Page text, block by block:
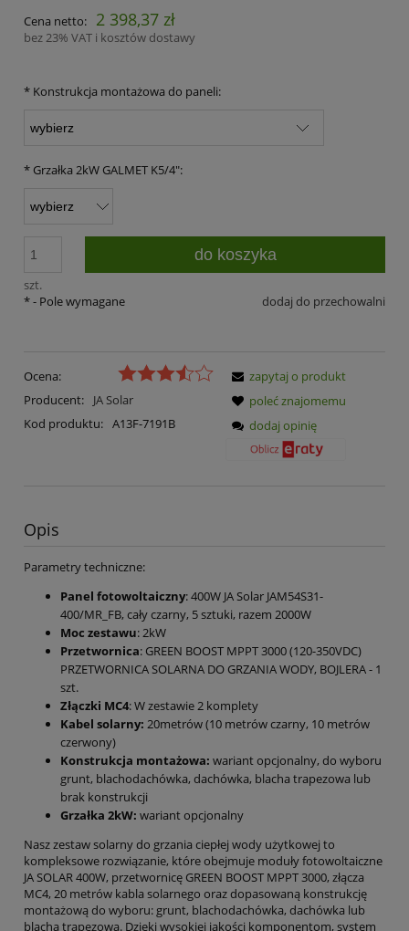
Cena netto:
2 398,37 zł
bez 23% VAT i kosztów dostawy
* Konstrukcja montażowa do paneli:
* Grzałka 2kW GALMET K5/4":
szt.
do koszyka
dodaj do przechowalni
*- Pole wymagane
Ocena:
Producent:
JA Solar
Kod produktu: A13F-7191B
zapytaj o produkt
poleć znajomemu
dodaj opinię
Opis
Parametry techniczne:
Panel fotowoltaiczny: 400W JA Solar JAM54S31-
400/MR_FB, cały czarny, 5 sztuki, razem 2000W
Moc zestawu: 2kW
Przetwornica: GREEN BOOST MPPT 3000 (120-350VDC)
PRZETWORNICA SOLARNA DO GRZANIA WODY, BOJLERA - 1
szt.
Złączki MC4: W zestawie 2 komplety
Kabel solarny: 20metrów (10 metrów czarny, 10 metrów
czerwony)
Konstrukcja montażowa: wariant opcjonalny, do wyboru
grunt, blachodachówka, dachówka, blacha trapezowa lub
brak konstrukcji
Grzałka 2kW: wariant opcjonalny
Nasz zestaw solarny do grzania ciepłej wody użytkowej to
kompleksowe rozwiązanie, które obejmuje moduły fotowoltaiczne
JA SOLAR 400W, przetwornicę GREEN BOOST MPPT 3000, złącza
MC4, 20 metrów kabla solarnego oraz dopasowaną konstrukcję
montażową do wyboru: grunt, blachodachówka, dachówka lub
blacha trapezowa. Dzięki wysokiej jakości komponentom, system